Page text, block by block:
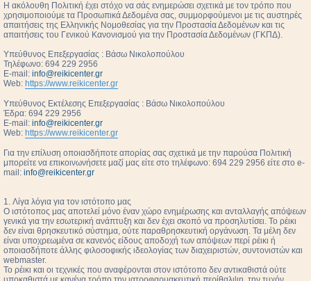
Η ακόλουθη Πολιτική έχει στόχο να σάς ενημερώσει σχετικά με τον τρόπο που
χρησιμοποιούμε τα Προσωπικά Δεδομένα σας, συμμορφούμενοι με τις αυστηρές
απαιτήσεις της Ελληνικής Νομοθεσίας για την Προστασία Δεδομένων και τις
απαιτήσεις του Γενικού Κανονισμού για την Προστασία Δεδομένων (ΓΚΠΔ).
Υπεύθυνος Επεξεργασίας : Βάσω Νικολοπούλου
Τηλέφωνο: 694 229 2956
E-mail: info@reikicenter.gr
Web: https://www.reikicenter.gr
Υπεύθυνος Εκτέλεσης Επεξεργασίας : Βάσω Νικολοπούλου
Έδρα: 694 229 2956
E-mail: info@reikicenter.gr
Web: https://www.reikicenter.gr
Για την επίλυση οποιασδήποτε απορίας σας σχετικά με την παρούσα Πολιτική
μπορείτε να επικοινωνήσετε μαζί μας είτε στο τηλέφωνο: 694 229 2956 είτε στο e-
mail: info@reikicenter.gr
1. Λίγα λόγια για τον ιστότοπο μας
Ο ιστότοπος μας αποτελεί μόνο έναν χώρο ενημέρωσης και ανταλλαγής απόψεων
γενικά για την εσωτερική ανάπτυξη και δεν έχει σκοπό να προσηλυτίσει. To ρέικι
δεν είναι θρησκευτικό σύστημα, ούτε παραθρησκευτική οργάνωση. Τα μέλη δεν
είναι υποχρεωμένα σε κανενός είδους αποδοχή των απόψεων περί ρέικι ή
οποιασδήποτε άλλης φιλοσοφικής ιδεολογίας των διαχειριστών, συντονιστών και
webmaster.
Το ρέικι και οι τεχνικές που αναφέρονται στον ιστότοπο δεν αντικαθιστά ούτε